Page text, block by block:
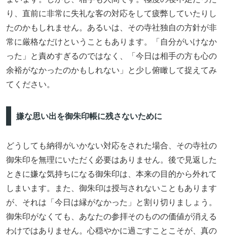
り、直前に非常に失礼な客の対応をして疲弊していたりし
たのかもしれません。あるいは、その寺社独自の方針が非
常に厳格なだけということもあります。「自分がいけなか
った」と責めすぎるのではなく、「今日は相手の方も心の
余裕がなかったのかもしれない」と少し俯瞰して捉えてみ
てください。
嫌な思い出を御朱印帳に残さないために
どうしても納得がいかない対応をされた場合、その寺社の
御朱印を無理にいただく必要はありません。後で見返した
ときに嫌な気持ちになる御朱印は、本来の目的から外れて
しまいます。また、御朱印は授与されないこともあります
が、それは「今日は縁がなかった」と割り切りましょう。
御朱印がなくても、あなたの参拝そのものの価値が消える
わけではありません。心穏やかに過ごすことこそが、真の